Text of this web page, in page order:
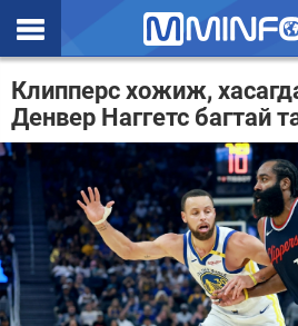
Эхлэл
Цаг агаар
Валют ханш
Улс төр
Эдийн засаг
Үзэл бодол
Клипперс хожиж,
Денвер Наггетс багтай